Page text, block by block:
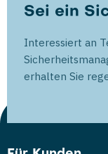
Sei ein
Interessiert an
erhalten Sie